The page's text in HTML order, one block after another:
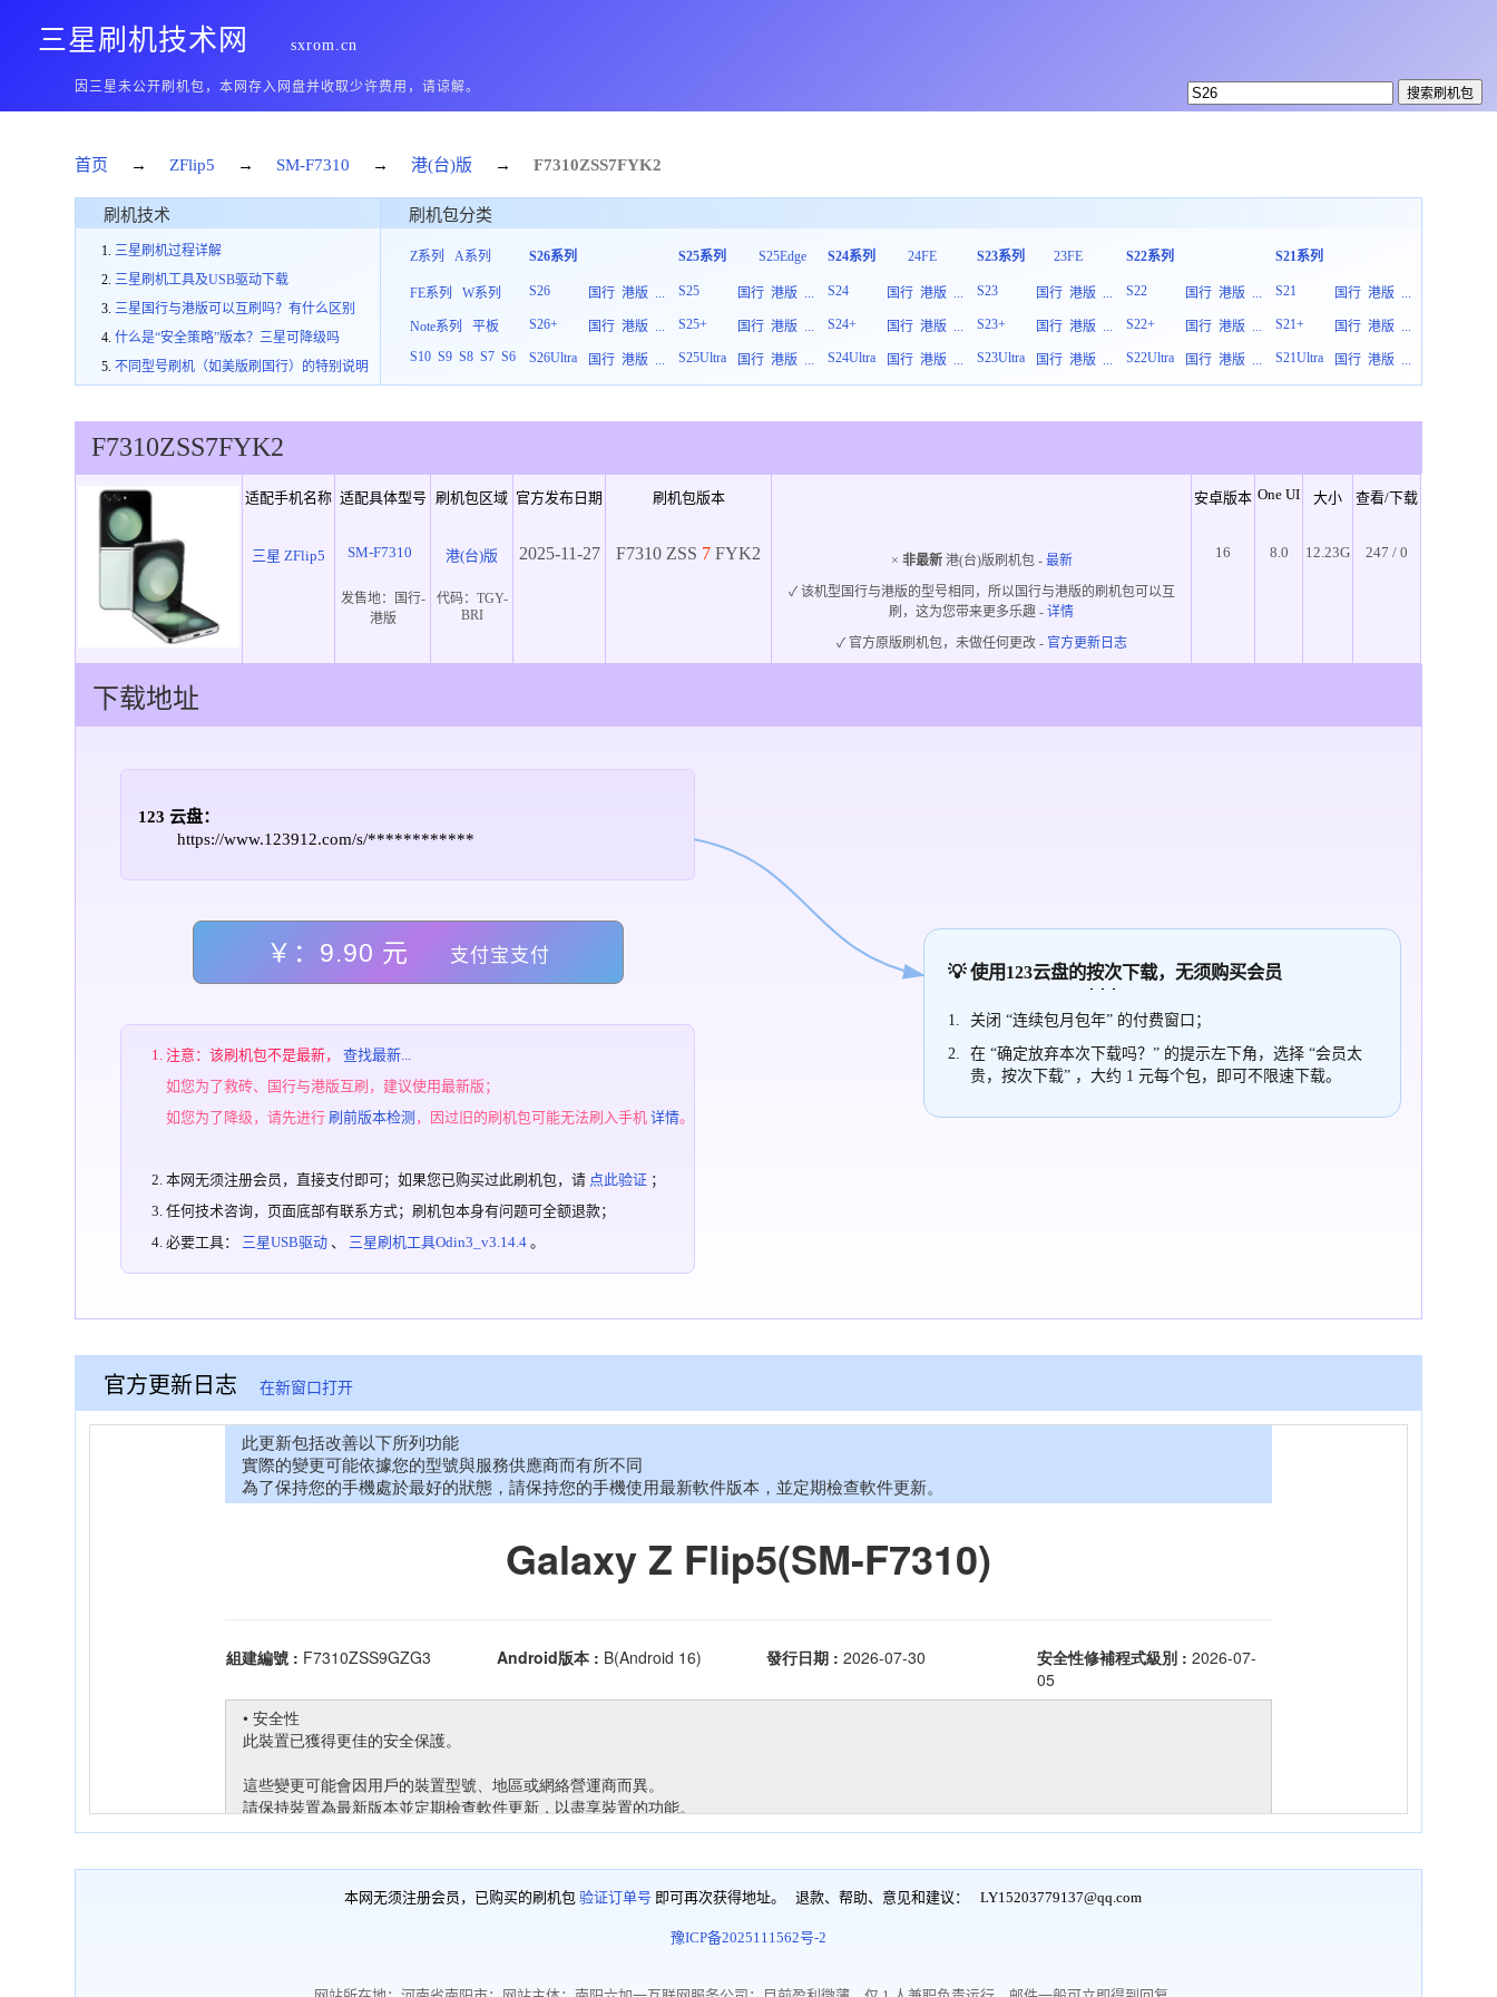
三星刷机技术网 sxrom.cn
因三星未公开刷机包，本网存入网盘并收取少许费用，请谅解。
首页 → ZFlip5 → SM-F7310 → 港(台)版 → F7310ZSS7FYK2
刷机技术
三星刷机过程详解
三星刷机工具及USB驱动下载
三星国行与港版可以互刷吗？有什么区别
什么是“安全策略”版本？三星可降级吗
不同型号刷机（如美版刷国行）的特别说明
刷机包分类
Z系列 A系列
FE系列 W系列
Note系列
平板
S10 S9 S8 S7 S6
S26系列
S26 国行 港版 ...
S26+
国行 港版 ...
S26Ultra
国行 港版 ...
S25系列 S25Edge
S25 国行 港版 ...
S25+
国行 港版 ...
S25Ultra
国行 港版 ...
S24系列 24FE
S24 国行 港版 ...
S24+
国行 港版 ...
S24Ultra
国行 港版 ...
S23系列 23FE
S23 国行 港版 ...
S23+
国行 港版 ...
S23Ultra
国行 港版 ...
S22系列
S22 国行 港版 ...
S22+
国行 港版 ...
S22Ultra
国行 港版 ...
S21系列
S21 国行 港版 ...
S21+
国行 港版 ...
S21Ultra
国行 港版 ...
F7310ZSS7FYK2
适配手机名称 适配具体型号 刷机包区域 官方发布日期 刷机包版本 安卓版本 One UI 大小 查看/下载
三星 ZFlip5 SM-F7310 港(台)版 2025-11-27 F7310 ZSS 7 FYK2 × 非最新港(台)版刷机包 - 最新
✓ 该机型国行与港版的型号相同，所以国行与港版的刷机包可以互
刷，这为您带来更多乐趣 -详情
✓ 官方原版刷机包，未做任何更改 - 官方更新日志
16 8.0 12.23G 247 / 0
发售地：
国行-
港版
代码： TGY-
BRI
下载地址
123 云盘：
https://www.123912.com/s/************
￥：9.90 元 支付宝支付
注意：该刷机包不是最新，查找最新...
如您为了救砖、国行与港版互刷，建议使用最新版；
如您为了降级，请先进行 刷前版本检测 ，因过旧的刷机包可能无法刷入手机详情。
本网无须注册会员，直接支付即可；如果您已购买过此刷机包，请 点此验证 ；
任何技术咨询，页面底部有联系方式；刷机包本身有问题可全额退款；
必要工具： 三星USB驱动 、 三星刷机工具Odin3_v3.14.4 。
💡 使用123云盘的按次下载，无须购买会员
关闭 “连续包月包年” 的付费窗口；
在 “确定放弃本次下载吗？” 的提示左下角，选择 “会员太
贵，按次下载” ，大约 1 元每个包，即可不限速下载。
官方更新日志在新窗口打开
本网无须注册会员，已购买的刷机包 验证订单号 即可再次获得地址。 退款、帮助、意见和建议： LY15203779137@qq.com
豫ICP备2025111562号-2